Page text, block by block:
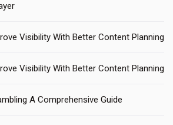
Visibility With Better Content Planning
Visibility With Better Content Planning
A Comprehensive Guide